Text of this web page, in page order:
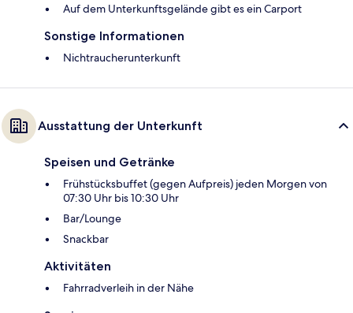
Auf dem Unterkunftsgelände gibt es ein Carport
Sonstige Informationen
Nichtraucherunterkunft
Ausstattung der Unterkunft
Speisen und Getränke
Frühstücksbuffet (gegen Aufpreis) jeden Morgen von
07:30 Uhr bis 10:30 Uhr
Bar/Lounge
Snackbar
Aktivitäten
Fahrradverleih in der Nähe